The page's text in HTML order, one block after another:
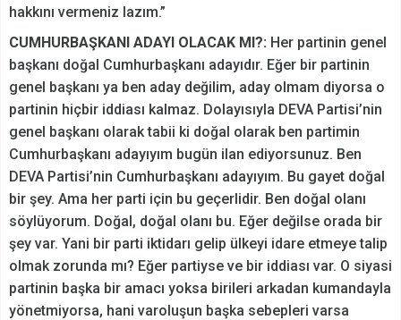
hakkını vermeniz lazım.”
CUMHURBAŞKANI ADAYI OLACAK MI?: Her partinin genel
başkanı doğal Cumhurbaşkanı adayıdır. Eğer bir partinin
genel başkanı ya ben aday değilim, aday olmam diyorsa o
partinin hiçbir iddiası kalmaz. Dolayısıyla DEVA Partisi’nin
genel başkanı olarak tabii ki doğal olarak ben partimin
Cumhurbaşkanı adayıyım bugün ilan ediyorsunuz. Ben
DEVA Partisi’nin Cumhurbaşkanı adayıyım. Bu gayet doğal
bir şey. Ama her parti için bu geçerlidir. Ben doğal olanı
söylüyorum. Doğal, doğal olanı bu. Eğer değilse orada bir
şey var. Yani bir parti iktidarı gelip ülkeyi idare etmeye talip
olmak zorunda mı? Eğer partiyse ve bir iddiası var. O siyasi
partinin başka bir amacı yoksa birileri arkadan kumandayla
yönetmiyorsa, hani varoluşun başka sebepleri varsa